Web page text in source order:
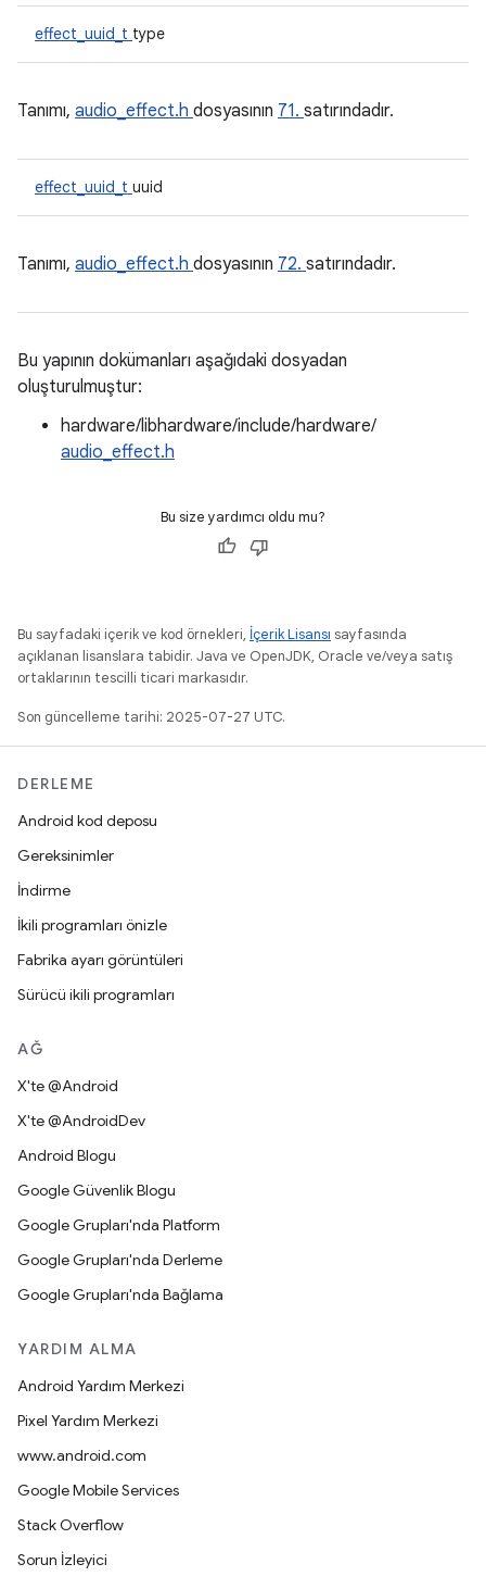
effect_uuid_t type
Tanımı, audio_effect.h dosyasının 71. satırındadır.
effect_uuid_t uuid
Tanımı, audio_effect.h dosyasının 72. satırındadır.
Bu yapının dokümanları aşağıdaki dosyadan
oluşturulmuştur:
hardware/libhardware/include/hardware/
audio_effect.h
Bu size yardımcı oldu mu?
Bu sayfadaki içerik ve kod örnekleri, İçerik Lisansı sayfasında
açıklanan lisanslara tabidir. Java ve OpenJDK, Oracle ve/veya satış
ortaklarının tescilli ticari markasıdır.
Son güncelleme tarihi: 2025-07-27 UTC.
DERLEME
Android kod deposu
Gereksinimler
İndirme
İkili programları önizle
Fabrika ayarı görüntüleri
Sürücü ikili programları
AĞ
X'te @Android
X'te @AndroidDev
Android Blogu
Google Güvenlik Blogu
Google Grupları'nda Platform
Google Grupları'nda Derleme
Google Grupları'nda Bağlama
YARDIM ALMA
Android Yardım Merkezi
Pixel Yardım Merkezi
www.android.com
Google Mobile Services
Stack Overflow
Sorun İzleyici